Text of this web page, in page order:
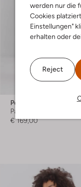
werden nur die
Cookies
Einstellungen"
erhalten oder
Reject
Penn & Ink
Pantalon
€ 169,00